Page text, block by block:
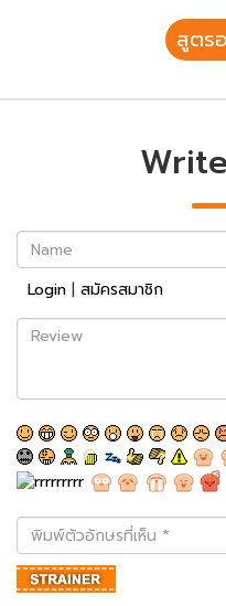
สูตร
Name
Login | สมัครสมาชิก
Review
พิมพ์
ตัว
อักษร
ที่